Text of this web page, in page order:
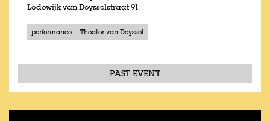
Lodewijk van Deysselstraat 91
performance Theater van Deyssel
PAST EVENT